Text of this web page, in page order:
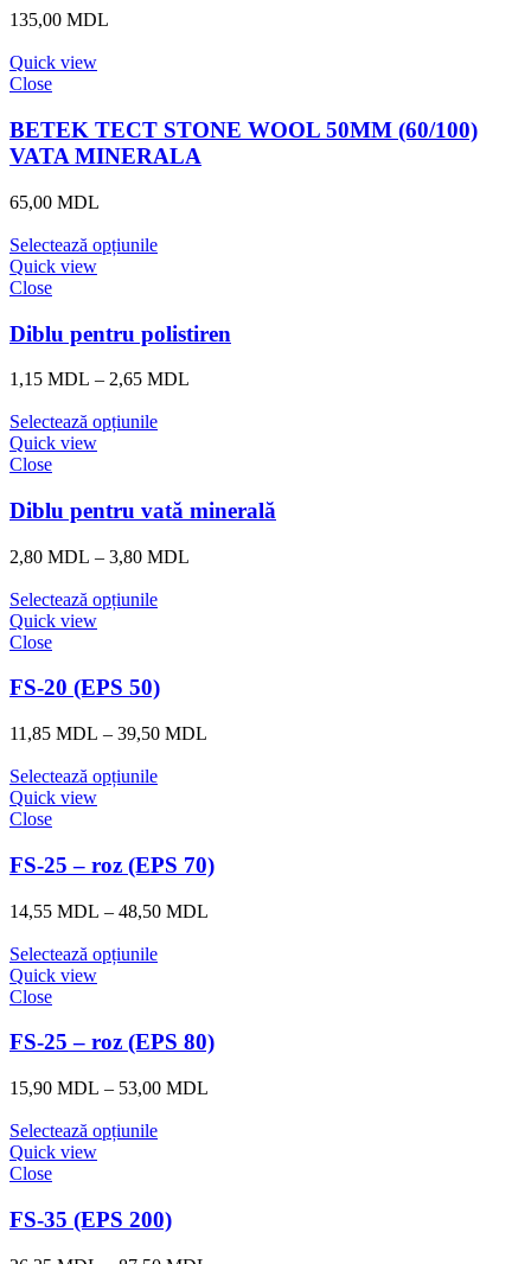
135,00 MDL
Quick view
Close
BETEK TECT STONE WOOL 50MM (60/100)
VATA MINERALA
65,00 MDL
Selectează opțiunile
Quick view
Close
Diblu pentru polistiren
1,15 MDL – 2,65 MDL
2,65 MDL
Selectează opțiunile
Quick view
Close
Diblu pentru vată minerală
2,80 MDL – 3,80 MDL
Selectează opțiunile
Quick view
Close
FS-20 (EPS 50)
11,85 MDL – 39,50 MDL
39,50 MDL
Selectează opțiunile
Quick view
Close
FS-25 – roz (EPS 70)
14,55 MDL – 48,50 MDL
48,50 MDL
Selectează opțiunile
Quick view
Close
FS-25 – roz (EPS 80)
15,90 MDL – 53,00 MDL
Selectează opțiunile
Quick view
Close
FS-35 (EPS 200)